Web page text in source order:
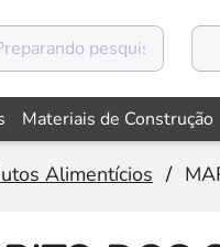
Materiais de Construção
Alimentícios /